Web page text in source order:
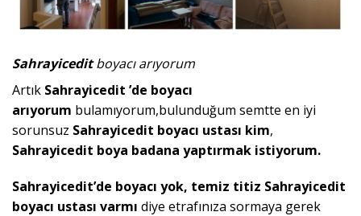
Sahrayiceditboyacı arıyorum
Artık Sahrayicedit ’de boyacı
arıyorum bulamıyorum,bulunduğum semtte en iyi
sorunsuz Sahrayicedit boyacı ustası kim,
Sahrayicedit boya badana yaptırmak istiyorum.
Sahrayicedit’de boyacı yok, temiz titiz Sahrayicedit
boyacı ustası varmı diye etrafınıza sormaya gerek